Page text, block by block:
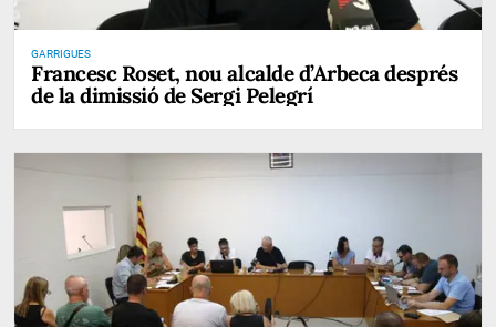
GARRIGUES
Francesc Roset, nou alcalde d’Arbeca després
de la dimissió de Sergi Pelegrí